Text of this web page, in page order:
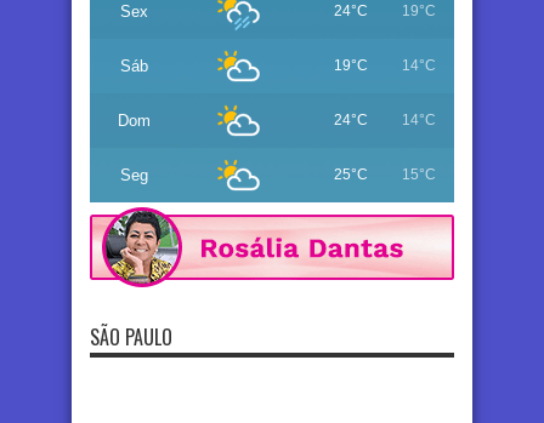
Sex 24°C 19°C
Sáb 19°C 14°C
Dom 24°C 14°C
Seg 25°C 15°C
SÃO PAULO